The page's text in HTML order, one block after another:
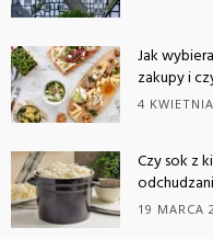
Jak
zakupy i
4
Czy sok z
19 MARCA